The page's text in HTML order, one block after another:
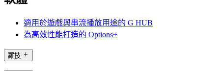
適用於遊戲與串流播放用途的 G HUB
為高效性能打造的 Options+
羅技